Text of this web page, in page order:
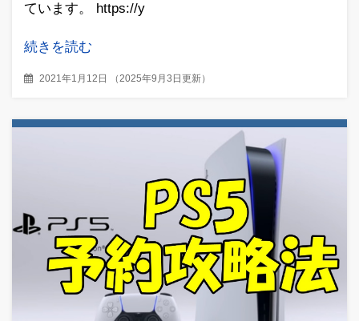
ています。 https://y
続きを読む
2021年1月12日 （2025年9月3日更新）